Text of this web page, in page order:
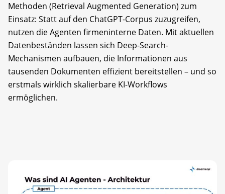
Methoden (Retrieval Augmented Generation) zum
Einsatz: Statt auf den ChatGPT-Corpus zuzugreifen,
nutzen die Agenten firmeninterne Daten. Mit aktuellen
Datenbeständen lassen sich Deep-Search-
Mechanismen aufbauen, die Informationen aus
tausenden Dokumenten effizient bereitstellen – und so
erstmals wirklich skalierbare KI-Workflows
ermöglichen.